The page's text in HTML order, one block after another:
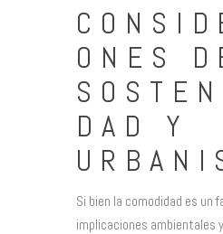
ONES
DAD Y
Si bien la comodidad es un
implicaciones ambientales